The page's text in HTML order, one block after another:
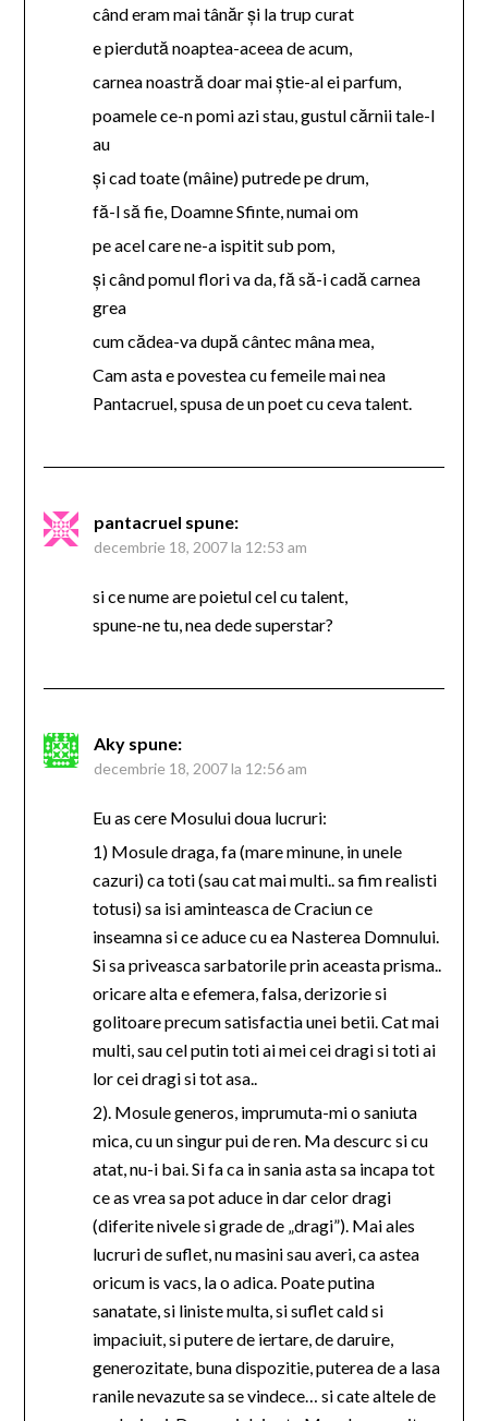
când eram mai tânăr şi la trup curat
e pierdută noaptea-aceea de acum,
carnea noastră doar mai ştie-al ei parfum,
poamele ce-n pomi azi stau, gustul cărnii tale-l
au
şi cad toate (mâine) putrede pe drum,
fă-l să fie, Doamne Sfinte, numai om
pe acel care ne-a ispitit sub pom,
şi când pomul flori va da, fă să-i cadă carnea
grea
cum cădea-va după cântec mâna mea,
Cam asta e povestea cu femeile mai nea
Pantacruel, spusa de un poet cu ceva talent.
pantacruel spune:
decembrie 18, 2007 la 12:53 am
si ce nume are poietul cel cu talent,
spune-ne tu, nea dede superstar?
Aky spune:
decembrie 18, 2007 la 12:56 am
Eu as cere Mosului doua lucruri:
1) Mosule draga, fa (mare minune, in unele
cazuri) ca toti (sau cat mai multi.. sa fim realisti
totusi) sa isi aminteasca de Craciun ce
inseamna si ce aduce cu ea Nasterea Domnului.
Si sa priveasca sarbatorile prin aceasta prisma..
oricare alta e efemera, falsa, derizorie si
golitoare precum satisfactia unei betii. Cat mai
multi, sau cel putin toti ai mei cei dragi si toti ai
lor cei dragi si tot asa..
2). Mosule generos, imprumuta-mi o saniuta
mica, cu un singur pui de ren. Ma descurc si cu
atat, nu-i bai. Si fa ca in sania asta sa incapa tot
ce as vrea sa pot aduce in dar celor dragi
(diferite nivele si grade de „dragi”). Mai ales
lucruri de suflet, nu masini sau averi, ca astea
oricum is vacs, la o adica. Poate putina
sanatate, si liniste multa, si suflet cald si
impaciuit, si putere de iertare, de daruire,
generozitate, buna dispozitie, puterea de a lasa
ranile nevazute sa se vindece… si cate altele de